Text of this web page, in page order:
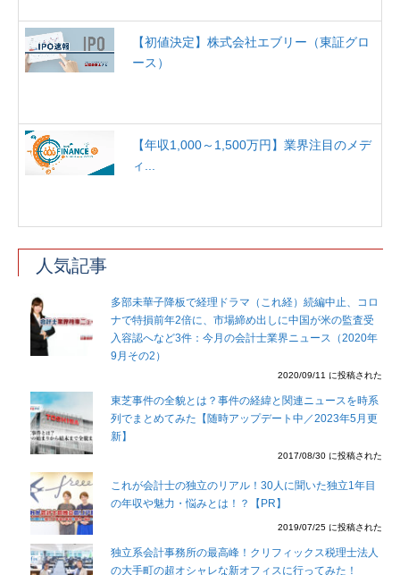
【初値決定】株式会社エブリー（東証グロ
ース）
【年収1,000～1,500万円】業界注目のメデ
ィ...
人気記事
多部未華子降板で経理ドラマ（これ経）続編中止、コロ
ナで特損前年2倍に、市場締め出しに中国が米の監査受
入容認へなど3件：今月の会計士業界ニュース（2020年
9月その2）
2020/09/11 に投稿された
東芝事件の全貌とは？事件の経緯と関連ニュースを時系
列でまとめてみた【随時アップデート中／2023年5月更
新】
2017/08/30 に投稿された
これが会計士の独立のリアル！30人に聞いた独立1年目
の年収や魅力・悩みとは！？【PR】
2019/07/25 に投稿された
独立系会計事務所の最高峰！クリフィックス税理士法人
の大手町の超オシャレな新オフィスに行ってみた！